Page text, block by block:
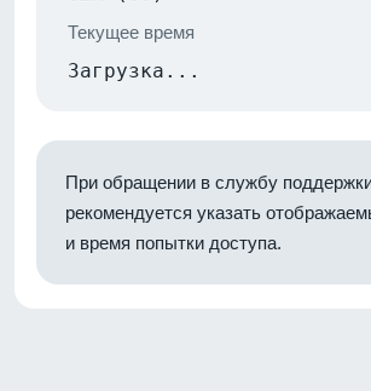
Текущее время
Загрузка...
При обращении в службу
рекомендуется указать
и время попытки доступа.